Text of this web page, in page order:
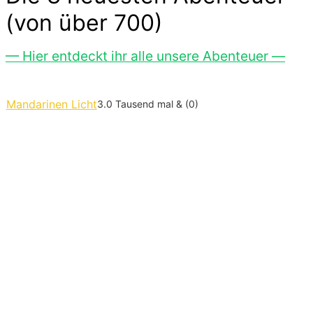
(von über 700)
— Hier entdeckt ihr alle unsere Abenteuer —
Mandarinen Licht3.0 Tausend mal & (0)